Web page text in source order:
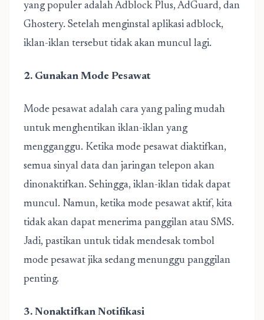
yang populer adalah Adblock Plus, AdGuard, dan
Ghostery. Setelah menginstal aplikasi adblock,
iklan-iklan tersebut tidak akan muncul lagi.
2. Gunakan Mode Pesawat
Mode pesawat adalah cara yang paling mudah
untuk menghentikan iklan-iklan yang
mengganggu. Ketika mode pesawat diaktifkan,
semua sinyal data dan jaringan telepon akan
dinonaktifkan. Sehingga, iklan-iklan tidak dapat
muncul. Namun, ketika mode pesawat aktif, kita
tidak akan dapat menerima panggilan atau SMS.
Jadi, pastikan untuk tidak mendesak tombol
mode pesawat jika sedang menunggu panggilan
penting.
3. Nonaktifkan Notifikasi